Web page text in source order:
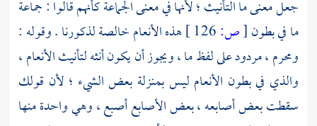
جعل معنى ما التأنيث ؛ لأنها في معنى الجماعة كأنهم قالوا : جماعة
ما في بطون[ص:
هذه الأنعام خالصة لذكورنا . وقوله :
ومحرم ، مردود على لفظ ما ، ويجوز أن يكون أنثه لتأنيث الأنعام ،
والذي في بطون الأنعام ليس بمنزلة بعض الشيء ؛ لأن قولك
سقطت بعض أصابعه ، بعض الأصابع أصبع ، وهي واحدة منها